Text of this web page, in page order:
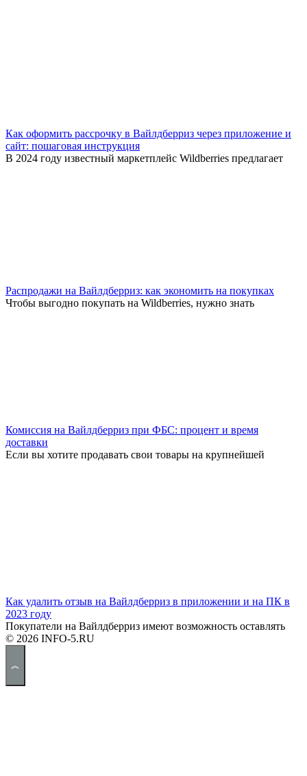
Как оформить рассрочку в Вайлдберриз через приложение и
сайт: пошаговая инструкция
В 2024 году известный маркетплейс Wildberries предлагает
Распродажи на Вайлдберриз: как экономить на покупках
Чтобы выгодно покупать на Wildberries, нужно знать
Комиссия на Вайлдберриз при ФБС: процент и время
доставки
Если вы хотите продавать свои товары на крупнейшей
Как удалить отзыв на Вайлдберриз в приложении и на ПК в
2023 году
Покупатели на Вайлдберриз имеют возможность оставлять
© 2026 INFO-5.RU